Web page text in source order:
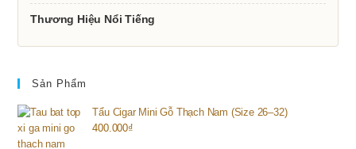
Thương Hiệu Nổi Tiếng
Sản Phẩm
Tẩu Cigar Mini Gỗ Thạch Nam (Size 26–32)
400.000₫